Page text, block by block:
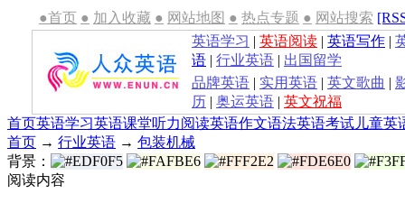
●首页 ● 加入收藏 ● 网站地图 ● 热点专题 ● 网站搜索
英语学习 | 英语阅读 | 英语写作 |
语 | 行业英语 | 出国留学
品牌英语 | 实用英语 | 英文歌曲 |
历 | 奥运英语 | 英文祝福
首页英语学习英语课堂听力阅读英语作文语法英语考试 儿童英
首页 → 行业英语 → 包装机械
背景：
阅读内容